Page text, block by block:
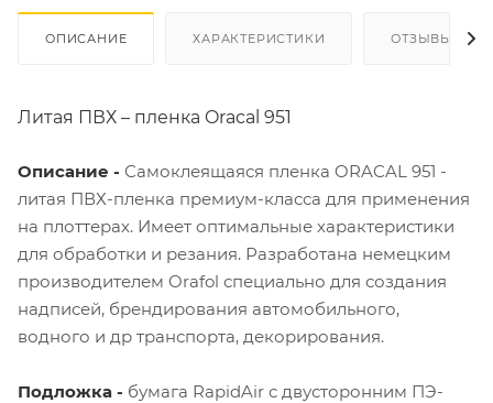
ОПИСАНИЕ ХАРАКТЕРИСТИКИ ОТЗЫВЫ
Литая ПВХ – пленка Oracal 951
Описание - Самоклеящаяся пленка ORACAL 951 -
литая ПВХ-пленка премиум-класса для применения
на плоттерах. Имеет оптимальные характеристики
для обработки и резания. Разработана немецким
производителем Orafol специально для создания
надписей, брендирования автомобильного,
водного и др транспорта, декорирования.
Подложка - бумага RapidAir с двусторонним ПЭ-